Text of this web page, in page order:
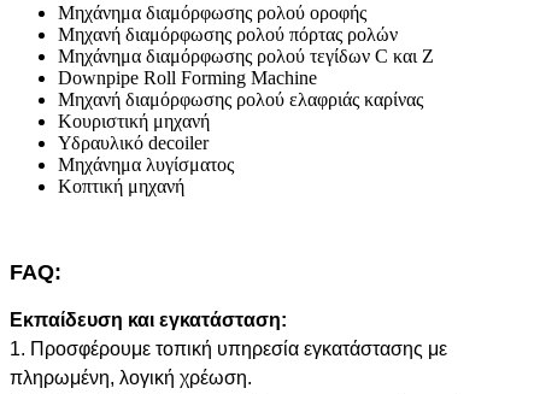
Μηχάνημα διαμόρφωσης ρολού οροφής
Μηχανή διαμόρφωσης ρολού πόρτας ρολών
Μηχάνημα διαμόρφωσης ρολού τεγίδων C και Z
Downpipe Roll Forming Machine
Μηχανή διαμόρφωσης ρολού ελαφριάς καρίνας
Κουριστική μηχανή
Υδραυλικό decoiler
Μηχάνημα λυγίσματος
Κοπτική μηχανή
FAQ:
Εκπαίδευση και εγκατάσταση:
1. Προσφέρουμε τοπική υπηρεσία εγκατάστασης με
πληρωμένη, λογική χρέωση.